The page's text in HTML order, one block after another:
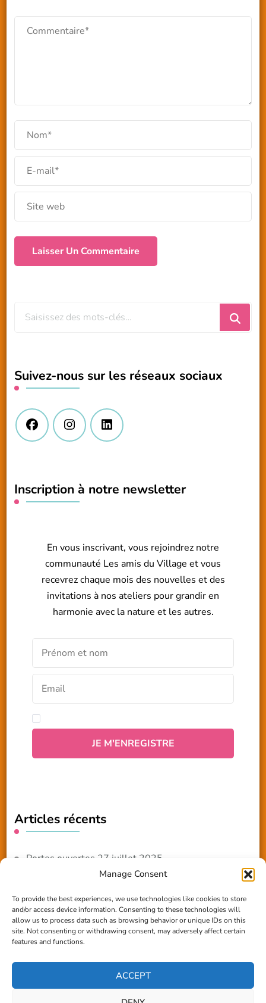
Manage Consent
To provide the best experiences, we use technologies like cookies to store
and/or access device information. Consenting to these technologies will
allow us to process data such as browsing behavior or unique IDs on this
site. Not consenting or withdrawing consent, may adversely affect certain
features and functions.
ACCEPT
?
Suivez-nous sur les réseaux sociaux
Inscription à notre newsletter
En vous inscrivant, vous rejoindrez notre
communauté Les amis du Village et vous
recevrez chaque mois des nouvelles et des
invitations à nos ateliers pour grandir en
harmonie avec la nature et les autres.
Articles récents
Portes ouvertes 27 juillet 2025
Reportage TV Com
Construction en terre-paille
Chantier Participatif Terre Paille 6/7/24